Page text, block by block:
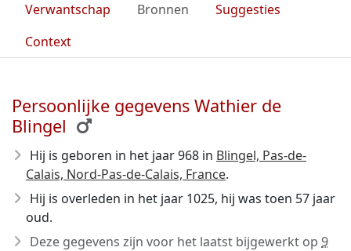
Verwantschap
Bronnen
Suggesties
Context
Persoonlijke gegevens Wathier de
Blingel
Hij is geboren in het jaar 968 in Blingel, Pas-de-
Calais, Nord-Pas-de-Calais, France.
Hij is overleden in het jaar 1025, hij was toen 57 jaar
oud.
Deze gegevens zijn voor het laatst bijgewerkt op 9